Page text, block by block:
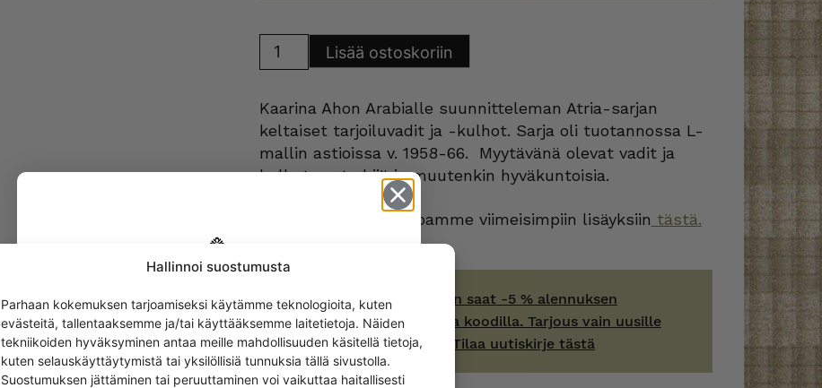
Hallinnoi suostumusta
Parhaan kokemuksen tarjoamiseksi käytämme teknologioita, kuten
evästeitä, tallentaaksemme ja/tai käyttääksemme laitetietoja. Näiden
tekniikoiden hyväksyminen antaa meille mahdollisuuden käsitellä tietoja,
kuten selauskäyttäytymistä tai yksilöllisiä tunnuksia tällä sivustolla.
Suostumuksen jättäminen tai peruuttaminen voi vaikuttaa haitallisesti
Atria
keltainen
Lisää ostoskoriin
Kaarina Ahon Arabialle suunnitteleman Atria-sarjan
keltaiset tarjoiluvadit ja -kulhot. Sarja oli tuotannossa L-
mallin astioissa v. 1958-66. Myytävänä olevat vadit ja
kulhot ovat ehjiä ja muutenkin hyväkuntoisia.
Tutustu verkkokauppamme viimeisimpiin lisäyksiin tästä.
Tilaamalla Uutiskirjeen saat -5 % alennuksen
sähköpostiisi tulevalla koodilla. Tarjous vain uusille
uutiskirjeen tilaajille. Tilaa uutiskirje tästä
Get -5%
off?
Yes! I want the discount